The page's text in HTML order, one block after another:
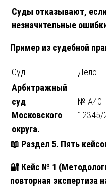
Суды отказывают,
незначительные
Пример из судебной
Суд Дело
Арбитражный
суд
Московского
округа.
№ А40-
12345/
📖 Раздел 5. Пять
🔐 Кейс № 1
повторная экспертиза